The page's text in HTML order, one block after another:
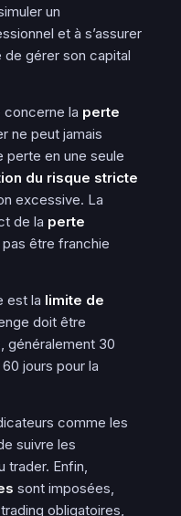
un
et à s’assurer
de gérer son capital
concerne la perte
ne peut jamais
perte en une seule
du risque stricte
excessive. La
de la perte
être franchie
est la limite de
doit être
généralement 30
jours pour la
comme les
suivre les
trader. Enfin,
sont imposées,
obligatoires,